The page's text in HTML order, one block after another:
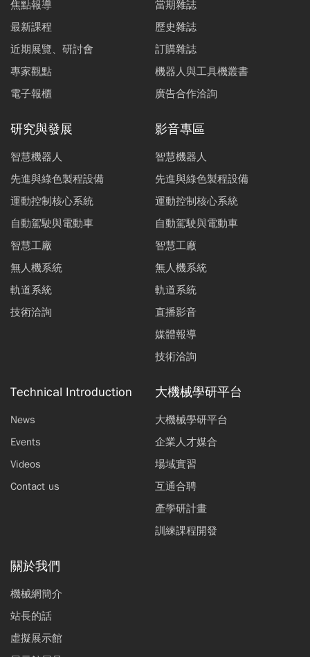
焦點報導
最新課程
近期展覽、研討會
專家觀點
電子報櫃
當期雜誌
歷史雜誌
訂購雜誌
機器人與工具機叢書
廣告合作洽詢
研究與發展
智慧機器人
先進與綠色製程設備
運動控制核心系統
自動駕駛與電動車
智慧工廠
無人機系統
軌道系統
技術洽詢
影音專區
智慧機器人
先進與綠色製程設備
運動控制核心系統
自動駕駛與電動車
智慧工廠
無人機系統
軌道系統
直播影音
媒體報導
技術洽詢
Technical Introduction
News
Events
Videos
Contact us
大機械學研平台
大機械學研平台
企業人才媒合
場域實習
互通合聘
產學研計畫
訓練課程開發
關於我們
機械網簡介
站長的話
虛擬展示館